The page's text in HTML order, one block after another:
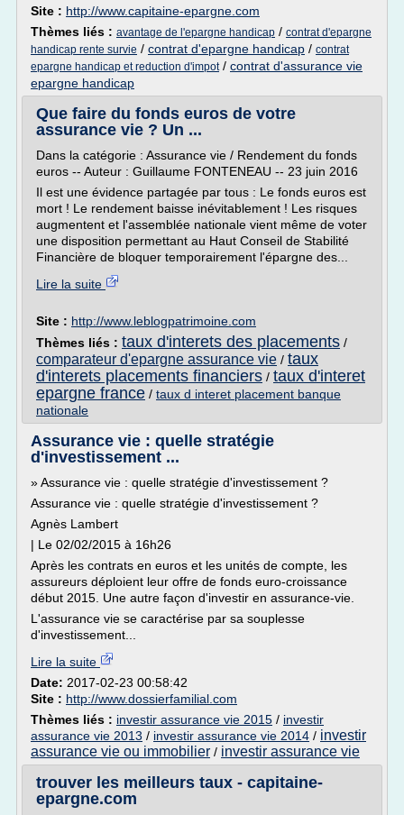
Site : http://www.capitaine-epargne.com
Thèmes liés : avantage de l'epargne handicap / contrat d'epargne
handicap rente survie / contrat d'epargne handicap / contrat
epargne handicap et reduction d'impot/ contrat d'assurance vie
epargne handicap
Que faire du fonds euros de votre
assurance vie ? Un ...
Dans la catégorie : Assurance vie / Rendement du fonds
euros -- Auteur : Guillaume FONTENEAU -- 23 juin 2016
Il est une évidence partagée par tous : Le fonds euros est
mort ! Le rendement baisse inévitablement ! Les risques
augmentent et l'assemblée nationale vient même de voter
une disposition permettant au Haut Conseil de Stabilité
Financière de bloquer temporairement l'épargne des...
Lire la suite
Site : http://www.leblogpatrimoine.com
Thèmes liés : taux d'interets des placements /
comparateur d'epargne assurance vie / taux
d'interets placements financiers / taux d'interet
epargne france / taux d interet placement banque
nationale
Assurance vie : quelle stratégie
d'investissement ...
» Assurance vie : quelle stratégie d'investissement ?
Assurance vie : quelle stratégie d'investissement ?
Agnès Lambert
| Le 02/02/2015 à 16h26
Après les contrats en euros et les unités de compte, les
assureurs déploient leur offre de fonds euro-croissance
début 2015. Une autre façon d'investir en assurance-vie.
L'assurance vie se caractérise par sa souplesse
d'investissement...
Lire la suite
Date: 2017-02-23 00:58:42
Site : http://www.dossierfamilial.com
Thèmes liés : investir assurance vie 2015 / investir
assurance vie 2013 / investir assurance vie 2014 / investir
assurance vie ou immobilier / investir assurance vie
trouver les meilleurs taux - capitaine-
epargne.com